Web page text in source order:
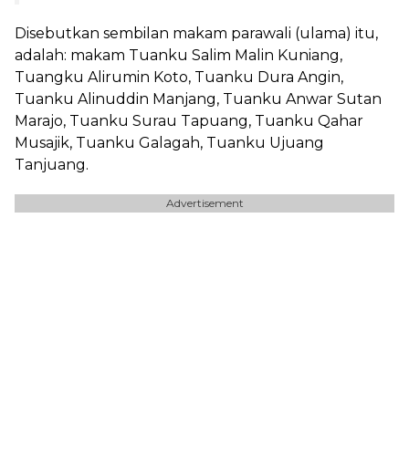
Disebutkan sembilan makam parawali (ulama) itu,
adalah: makam Tuanku Salim Malin Kuniang,
Tuangku Alirumin Koto, Tuanku Dura Angin,
Tuanku Alinuddin Manjang, Tuanku Anwar Sutan
Marajo, Tuanku Surau Tapuang, Tuanku Qahar
Musajik, Tuanku Galagah, Tuanku Ujuang
Tanjuang.
Advertisement